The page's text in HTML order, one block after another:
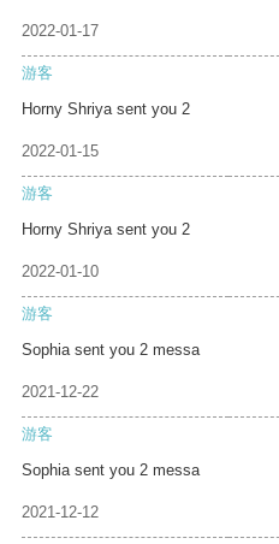
2022-01-17
游客
Horny Shriya sent you 2
2022-01-15
游客
Horny Shriya sent you 2
2022-01-10
游客
Sophia sent you 2 messa
2021-12-22
游客
Sophia sent you 2 messa
2021-12-12